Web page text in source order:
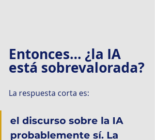
Entonces… ¿la IA
está sobrevalorada?
La respuesta corta es:
el discurso sobre la IA
probablemente sí. La